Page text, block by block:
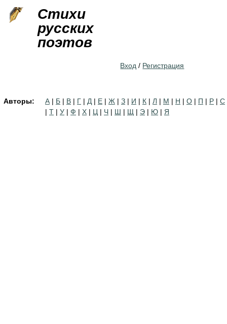
Стихи
русских
поэтов
Вход / Регистрация
Авторы: А | Б | В | Г | Д | Е | Ж | З | И | К | Л | М | Н | О | П | Р | С
| Т | У | Ф | Х | Ц | Ч | Ш | Щ | Э | Ю | Я